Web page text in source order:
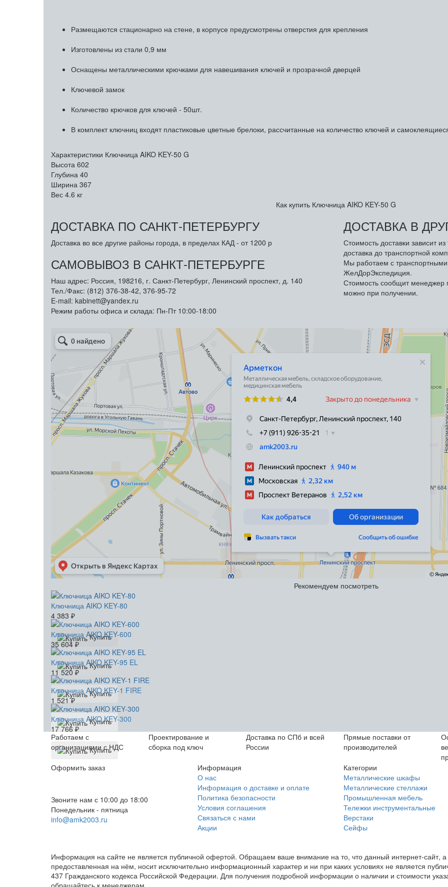
Размещаются стационарно на стене, в корпусе предусмотрены отверстия для крепления
Изготовлены из стали 0,9 мм
Оснащены металлическими крючками для навешивания ключей и прозрачной дверцей
Ключевой замок
Количество крючков для ключей - 50шт.
В комплект ключниц входят пластиковые цветные брелоки, рассчитанные на количество ключей и
Характеристики Ключница AIKO KEY-50 G
Высота 602
Глубина 40
Ширина 367
Вес 4.6 кг
Как купить Ключница AIKO KEY-50 G
ДОСТАВКА ПО САНКТ-ПЕТЕРБУРГУ
Доставка во все другие районы города, в пределах КАД - от 1200 р
САМОВЫВОЗ В САНКТ-ПЕТЕРБУРГЕ
Наш адрес: Россия, 198216, г. Санкт-Петербург, Ленинский проспект, д. 140
Тел./Факс: (812) 376-38-42, 376-95-72
E-mail: kabinett@yandex.ru
Режим работы офиса и склада: Пн-Пт 10:00-18:00
ДОСТАВКА В
Стоимость доставки зависит
доставка до транспортной
Мы работаем с
ЖелДорЭкспедиция.
Стоимость сообщит менеджер
можно при получении.
Металлическая мебель в Санкт‑Петербурге
Торговое оборудование в Санкт‑Петербурге
Рекомендуем посмотреть
Ключница AIKO KEY-80
4 383 ₽
Купить
Ключница AIKO KEY-600
35 604₽
Купить
Ключница AIKO KEY-95 EL
11 520₽
Купить
Ключница AIKO KEY-1 FIRE
1 521₽
Купить
Ключница AIKO KEY-300
17 766₽
Купить
Работаем с
организациями с НДС
Проектирование и
сборка под ключ
Доставка по СПб и всей
России
Прямые поставки от
производителей
Оформить заказ
Звоните нам с 10:00 до 18:00
Понедельник - пятница
info@amk2003.ru
Информация
О нас
Информация о доставке и оплате
Политика безопасности
Условия соглашения
Связаться с нами
Акции
Категории
Металлические шкафы
Металлические стеллажи
Промышленная мебель
Тележки инструментальные
Верстаки
Сейфы
Информация на сайте не является публичной офертой. Обращаем ваше внимание на то, что данный интернет-сайт,
предоставленная на нём, носит исключительно информационный характер и ни при каких условиях не является
437 Гражданского кодекса Российской Федерации. Для получения подробной информации о наличии и стоимости